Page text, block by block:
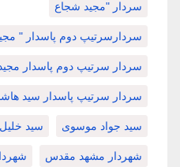
سردار "مجید شجاع
سردارسرتیپ دوم پاسدار "
سردار سرتیپ دوم پاسدار
سردار سرتیپ پاسدار سید
سید جواد موسوی سید
شهردار مشهد مقدس